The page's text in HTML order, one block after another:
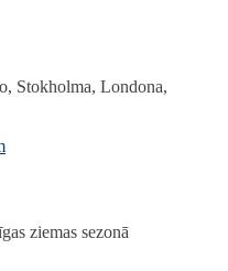
Stokholma, Londona,
ziemas sezonā